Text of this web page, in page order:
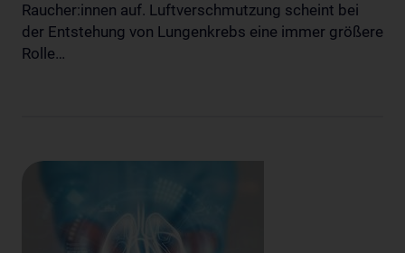
Raucher:innen auf. Luftverschmutzung scheint bei
der Entstehung von Lungenkrebs eine immer größere
Rolle…